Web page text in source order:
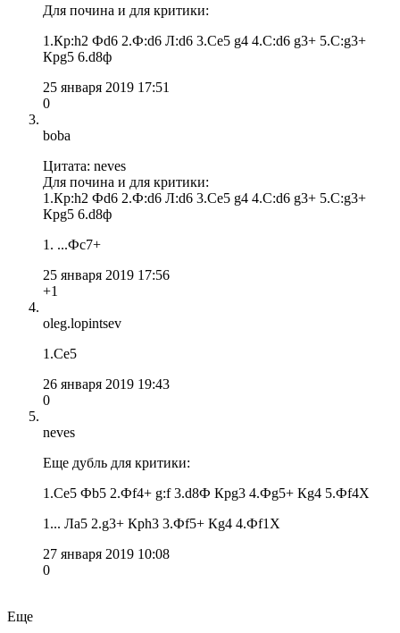
Для почина и для критики:
1.Кр:h2 Фd6 2.Ф:d6 Л:d6 3.Сe5 g4 4.С:d6 g3+ 5.С:g3+
Крg5 6.d8ф
25 января 2019 17:51
0
boba
Цитата: neves
Для почина и для критики:
1.Кр:h2 Фd6 2.Ф:d6 Л:d6 3.Сe5 g4 4.С:d6 g3+ 5.С:g3+
Крg5 6.d8ф
1. ...Фc7+
25 января 2019 17:56
+1
oleg.lopintsev
1.Се5
26 января 2019 19:43
0
neves
Еще дубль для критики:
1.Сe5 Фb5 2.Фf4+ g:f 3.d8Ф Крg3 4.Фg5+ Кg4 5.Фf4X
1... Лa5 2.g3+ Крh3 3.Фf5+ Кg4 4.Фf1X
27 января 2019 10:08
0
Еще